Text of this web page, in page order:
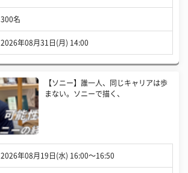
300名
2026年08月31日(月) 14:00
【ソニー】誰一人、同じキャリアは歩
まない。ソニーで描く、
2026年08月19日(水) 16:00〜16:50